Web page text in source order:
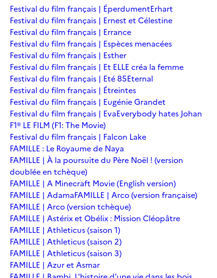
Festival du film français | ÉperdumentErhart
Festival du film français | Ernest et Célestine
Festival du film français | Errance
Festival du film français | Espèces menacées
Festival du film français | Esther
Festival du film français | Et ELLE créa la femme
Festival du film français | Eté 85Eternal
Festival du film français | Étreintes
Festival du film français | Eugénie Grandet
Festival du film français | EvaEverybody hates Johan
F1® LE FILM (F1: The Movie)
Festival du film français | Falcon Lake
FAMILLE : Le Royaume de Naya
FAMILLE | À la poursuite du Père Noël ! (version
doublée en tchèque)
FAMILLE | A Minecraft Movie (English version)
FAMILLE | AdamaFAMILLE | Arco (version française)
FAMILLE | Arco (version tchèque)
FAMILLE | Astérix et Obélix : Mission Cléopâtre
FAMILLE | Athleticus (saison 1)
FAMILLE | Athleticus (saison 2)
FAMILLE | Athleticus (saison 3)
FAMILLE | Azur et Asmar